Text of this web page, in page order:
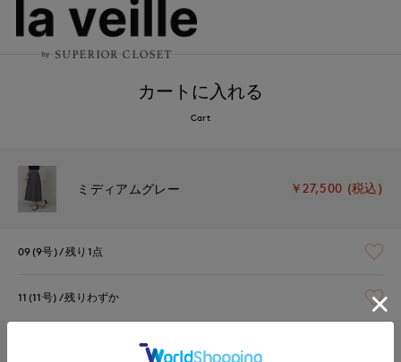
カートに入れる
Cart
ミディアムグレー ￥27,500 (税込)
09(9号) 残り1点
11(11号) 残りわずか